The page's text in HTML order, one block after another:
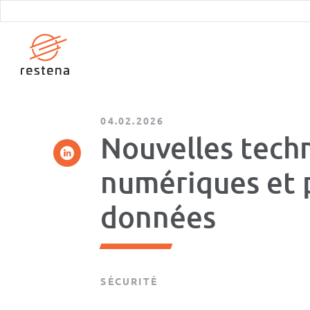
contenu
principal
04.02.2026
Nouvelles
numériques et
données
SÉCURITÉ